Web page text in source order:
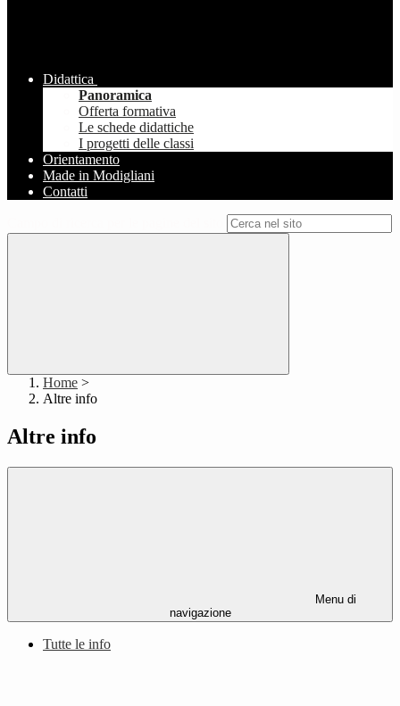
Didattica
Panoramica
Offerta formativa
Le schede didattiche
I progetti delle classi
Orientamento
Made in Modigliani
Contatti
Home >
Altre info
Altre info
Menu di
navigazione
Tutte le info